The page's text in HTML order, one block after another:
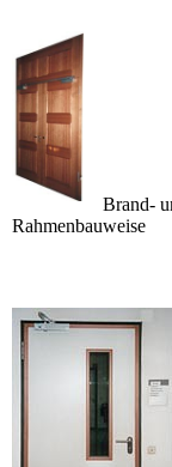
Brand-
Rahmenbauweise